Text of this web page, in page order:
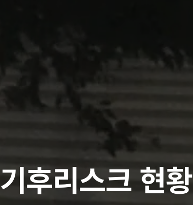
기후리스크 현황